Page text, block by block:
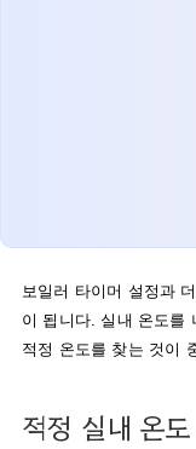
보일러 타이머 설정과
이 됩니다. 실내 온도를
적정 온도를 찾는 것이
적정 실내 온